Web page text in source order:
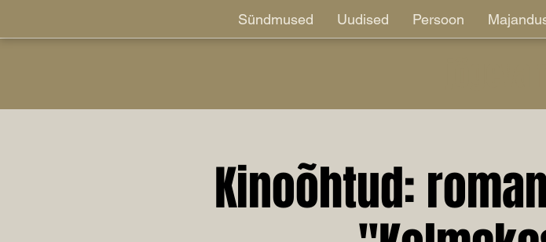
Sündmused Uudised Persoon
Kinoõhtud: